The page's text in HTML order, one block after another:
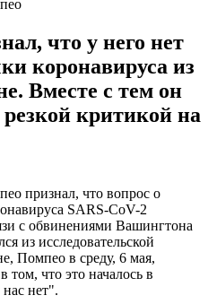
что у него нет
коронавируса из
Вместе с тем он
критикой на
признал, что вопрос о
SARS-CoV-2
с обвинениями Вашингтона
из исследовательской
Помпео в среду, 6 мая,
том, что это началось в
нет".